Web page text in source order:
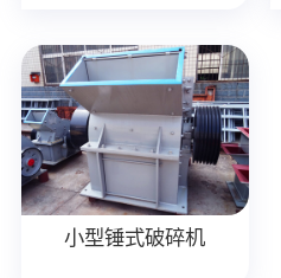
小型锤式破碎机